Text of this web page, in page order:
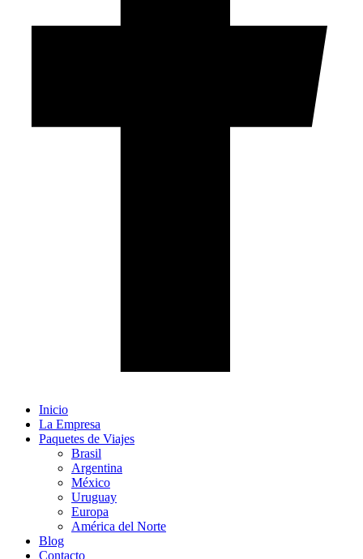
Inicio
La Empresa
Paquetes de Viajes
Brasil
Argentina
México
Uruguay
Europa
América del Norte
Blog
Contacto